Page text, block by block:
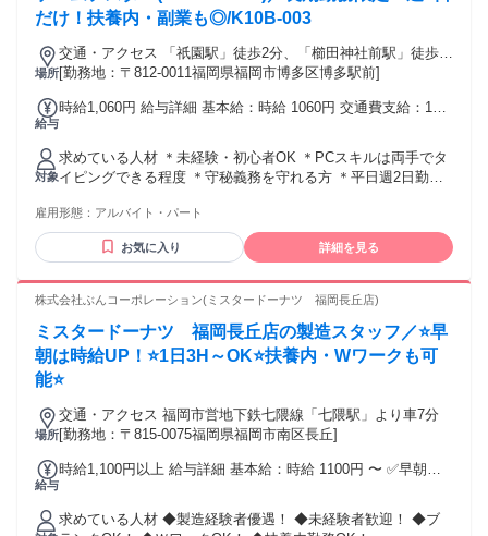
だけ！扶養内・副業も◎/K10B-003
場所
交通・アクセス 「祇園駅」徒歩2分、「櫛田神社前駅」徒歩7
分、「博多駅」徒歩8分
[勤務地：〒812-0011福岡県福岡市博多区博多駅前]
給与
時給1,060円 給与詳細 基本給：時給 1060円 交通費支給：1日
修期間の条件：本採用と同じ
対象
求めている人材 ＊未経験・初心者OK ＊PCスキルは両手でタ
イピングできる程度 ＊守秘義務を守れる方 ＊平日週2日勤務
＞ ・自他ともに認めるゲーマー ・間違い探しが得意 ・ゲー
ムの集中力には自信がある ・乙女ゲームにハマっている ・ゲ
ーム作りの裏側が見たい ・レビューなど文章を書くのが得意
3D酔いには強い ・野球・サッカーなどスポーツゲームが好き
実際にこんな方も在籍中～ ＊無理なく、長く働ける職場を探
していた方 ＊面白い仕事や接客なしの仕事がしたかった方 ＊
ゲーム・アニメ好き友達が欲しかった方 ＊派手髪やピアスの
まさに夢を追いかけている方 etc… どんな志望動機でも大歓
迎！ あなたの意欲や希望を尊重します◎
雇用形態： アルバイト・パート
お気に入り 詳細を見る
株式会社ぶんコーポレーション(ミスタードーナツ 福岡長丘店)
ミスタードーナツ 福岡長丘店の製造スタッフ／⭐早
朝は時給UP！⭐1日3H～OK⭐扶養内・Wワークも可
能⭐
場所
交通・アクセス 福岡市営地下鉄七隈線「七隈駅」より車7分
[勤務地：〒815-0075福岡県福岡市南区長丘]
給与
時給1,100円以上 給与詳細 基本給：時給 1100円 〜 ✅早朝製
求めている人材 ◆製造経験者優遇！ ◆未経験者歓迎！ ◆ブ